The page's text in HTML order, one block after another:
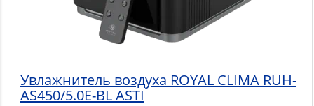
Увлажнитель воздуха ROYAL CLIMA RUH-
AS450/5.0E-BL ASTI